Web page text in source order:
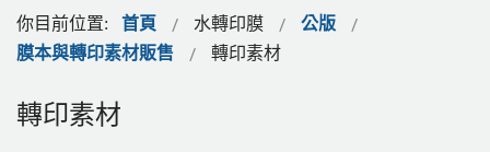
你目前位置: 首頁 水轉印膜
公版
膜本與轉印素材販售
轉印素材
轉印素材